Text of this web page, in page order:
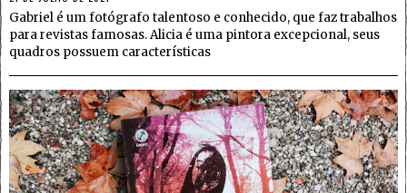
Gabriel é um fotógrafo talentoso e conhecido, que faz trabalhos
para revistas famosas. Alicia é uma pintora excepcional, seus
quadros possuem características